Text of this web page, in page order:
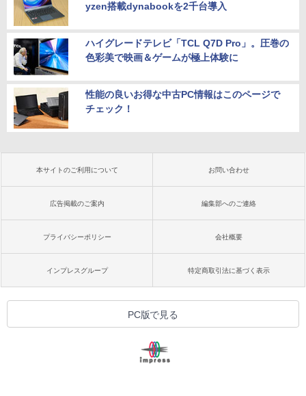
yzen搭載dynabookを2千台導入
ハイグレードテレビ「TCL Q7D Pro」。圧巻の
色彩美で映画＆ゲームが極上体験に
性能の良いお得な中古PC情報はこのページで
チェック！
本サイトのご利用について お問い合わせ
広告掲載のご案内 編集部へのご連絡
プライバシーポリシー 会社概要
インプレスグループ 特定商取引法に基づく表示
PC版で見る